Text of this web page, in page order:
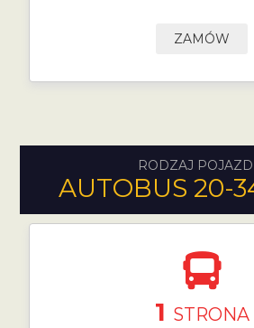
ZAMÓW
RODZAJ
AUTOBUS 20-
1 STRONA